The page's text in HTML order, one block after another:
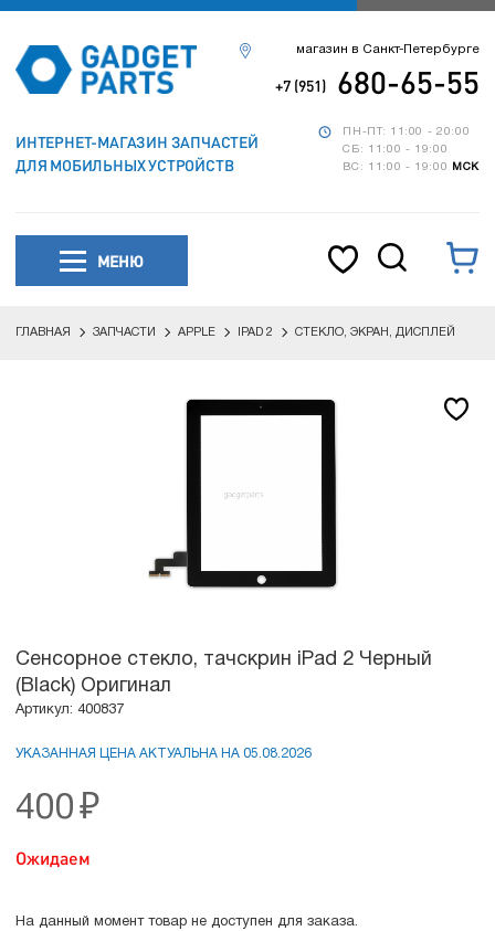
ИНТЕРНЕТ-МАГАЗИН ЗАПЧАСТЕЙ
ДЛЯ МОБИЛЬНЫХ УСТРОЙСТВ
ПН-ПТ: 11:00 - 20:00
СБ: 11:00 - 19:00
ВС: 11:00 - 19:00
МСК
магазин в Санкт-Петербурге
+7 (951) 680-65-55
МЕНЮ
ГЛАВНАЯ ЗАПЧАСТИ APPLE IPAD 2 СТЕКЛО, ЭКРАН, ДИСПЛЕЙ
Сенсорное стекло, тачскрин iPad 2 Черный
(Black) Оригинал
Артикул: 400837
УКАЗАННАЯ ЦЕНА АКТУАЛЬНА НА 05.08.2026
400 ₽
Ожидаем
На данный момент товар не доступен для заказа.